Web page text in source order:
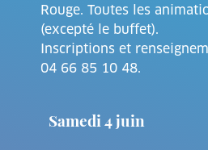
Rouge. Toutes les
(excepté le buffet).
Inscriptions et
04 66 85 10 48.
Samedi 4 juin